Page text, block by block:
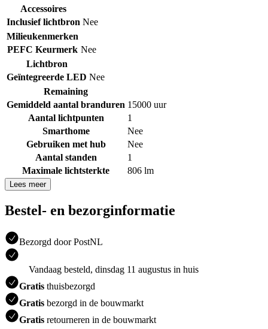
Accessoires
Inclusief lichtbron Nee
Milieukenmerken
PEFC Keurmerk Nee
Lichtbron
Geïntegreerde LED Nee
Remaining
Gemiddeld aantal branduren 15000 uur
Aantal lichtpunten
1
Smarthome
Nee
Gebruiken met hub
Nee
Aantal standen
1
Maximale lichtsterkte
806 lm
Lees meer
Bestel- en bezorginformatie
Bezorgd door PostNL
Vandaag besteld, dinsdag 11 augustus in huis
Gratis thuisbezorgd
Gratis bezorgd in de bouwmarkt
Gratis retourneren in de bouwmarkt